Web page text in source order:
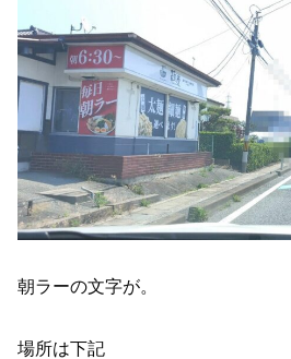
朝ラーの文字が。
場所は下記